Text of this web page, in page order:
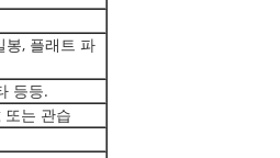
봉, 플래트 파
등등.
또는 관습